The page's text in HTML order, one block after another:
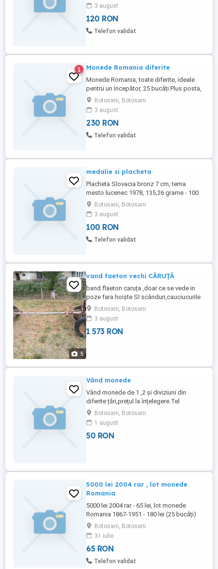
3 august
120 RON
Telefon validat
1 Monede Romania diferite
Monede Romania, toate diferite, ideale
pentru un începător, 25 bucăți Plus posta,
plata in cont brd
Botosani, Botosani
3 august
230 RON
Telefon validat
medalie si placheta
Placheta Slovacia bronz 7 cm, tema
mesto lucenec 1978, 135,26 grame - 100
lei Placheta Franța 1985, aproximativ 300
grame bronz- 50 euro MEDAILLE BRONZE
MONNAIE PARIS "AMBASSADE DE
FRANCE A WASHINGTON " 1985 PEPIN.
RARE MEDAILLE BRONZE DE LA MONNAIE
Botosani, Botosani
3 august
100 RON
Telefon validat
5
vand faeton vechi CÂRUȚĂ
band flaeton caruța ,doar ce se vede in
poze fara hoiște SI scânduri,cauciucurile
sunt foarte vechi trebuie schimbate ,preț
300 euro neg, sunați fara ms
Botosani, Botosani
3 august
1 573 RON
Vând monede
Vând monede de 1 ,2 și diviziuni din
diferite țări,prețul la înțelegere.Tel
Botosani, Botosani
1 august
50 RON
5000 lei 2004 rar , lot monede
Romania
5000 lei 2004 rar - 65 lei, lot monede
Romania 1867-1951 - 180 lei (25 bucăți)
Plata in cont Brd Plus posta 15 lei
Botosani, Botosani
31 iulie
65 RON
Telefon validat